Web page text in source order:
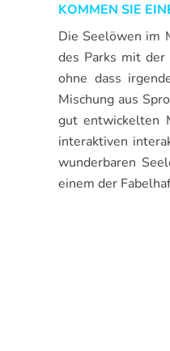
KOMMEN SIE
Die Seelöwen im
des Parks mit der
ohne dass
Mischung aus
gut entwickelten
interaktiven
wunderbaren
einem der